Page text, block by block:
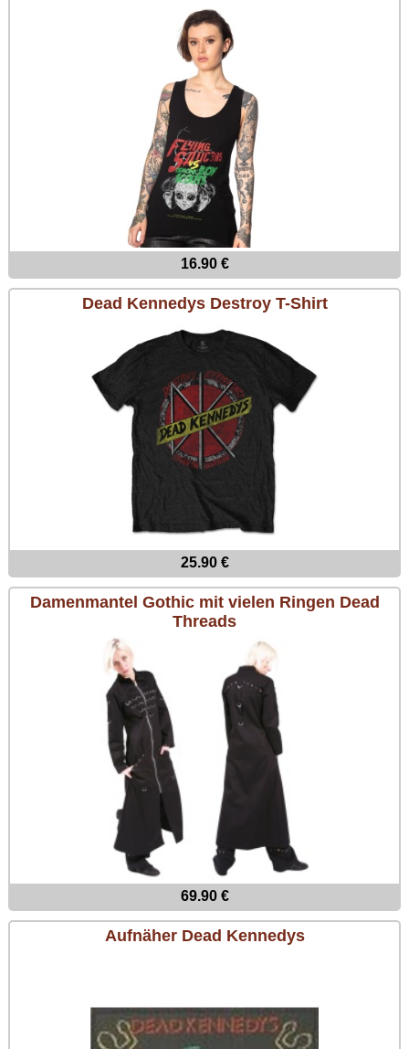
16.90 €
Dead Kennedys Destroy T-Shirt
25.90 €
Damenmantel Gothic mit vielen Ringen Dead
Threads
69.90 €
Aufnäher Dead Kennedys